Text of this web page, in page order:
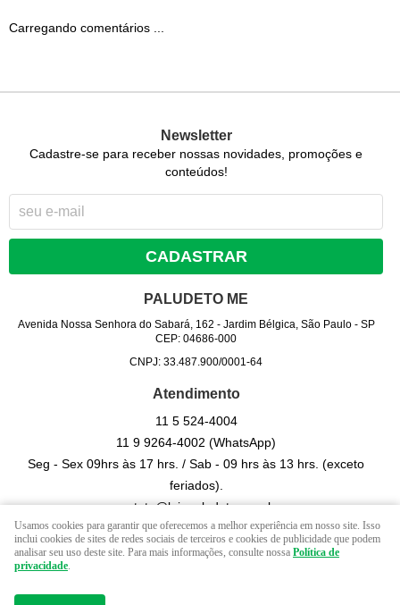
Carregando comentários ...
Newsletter
Cadastre-se para receber nossas novidades, promoções e
conteúdos!
CADASTRAR
PALUDETO ME
Avenida Nossa Senhora do Sabará, 162 - Jardim Bélgica, São Paulo- SP
CEP: 04686-000
CNPJ: 33.487.900/0001-64
Atendimento
11 5524-4004
11 9 9264-4002(WhatsApp)
Seg - Sex 09hrs às 17 hrs. / Sab - 09 hrs às 13 hrs. (exceto
feriados).
contato@lojapaludeto.com.br
LOJA VIRTUAL CRIADA POR
Usamos cookies para garantir que oferecemos a melhor experiência em nosso site. Isso
inclui cookies de sites de redes sociais de terceiros e cookies de publicidade que podem
analisar seu uso deste site. Para mais informações, consulte nossa Política de
privacidade.